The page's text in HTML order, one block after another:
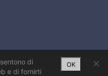
di
e di fornirti
OK